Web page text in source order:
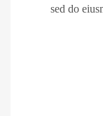
sed do